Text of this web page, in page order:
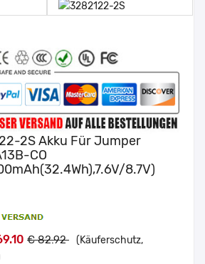
2S Akku Für Jumper
CO
8.7V)
€ 82.92 (Käuferschutz,